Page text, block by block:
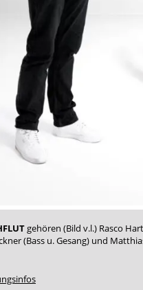
gehören (Bild v.l.) Rasco
(Bass u. Gesang) und